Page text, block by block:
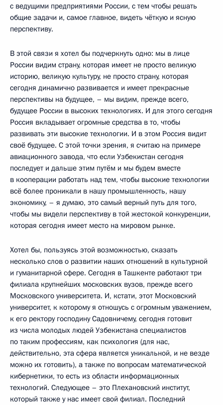
с ведущими предприятиями России, с тем чтобы решать
общие задачи и, самое главное, видеть чёткую и ясную
перспективу.
В этой связи я хотел бы подчеркнуть одно: мы в лице
России видим страну, которая имеет не просто великую
историю, великую культуру, не просто страну, которая
сегодня динамично развивается и имеет прекрасные
перспективы на будущее, – мы видим, прежде всего,
будущее России в высоких технологиях. И для этого сегодня
Россия вкладывает огромные средства в то, чтобы
развивать эти высокие технологии. И в этом Россия видит
своё будущее. С этой точки зрения, я считаю на примере
авиационного завода, что если Узбекистан сегодня
последует и дальше этим путём и мы будем вместе
в кооперации работать над тем, чтобы высокие технологии
всё более проникали в нашу промышленность, нашу
экономику, – я думаю, это самый верный путь для того,
чтобы мы видели перспективу в той жестокой конкуренции,
которая сегодня имеет место на мировом рынке.
Хотел бы, пользуясь этой возможностью, сказать
несколько слов о развитии наших отношений в культурной
и гуманитарной сфере. Сегодня в Ташкенте работают три
филиала крупнейших московских вузов, прежде всего
Московского университета. И, кстати, этот Московский
университет, к которому я отношусь с огромным уважением,
к его ректору господину Садовничему, сегодня готовит
из числа молодых людей Узбекистана специалистов
по таким профессиям, как психология (для нас,
действительно, эта сфера является уникальной, и не везде
можно их готовить), а также по вопросам математической
кибернетики, то есть из области информационных
технологий. Следующее – это Плехановский институт,
который также у нас имеет свой филиал. Последний